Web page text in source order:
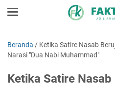
Beranda / Ketika Satire Nasab
Narasi "Dua Nabi Muhammad"
Ketika Satire Nasab